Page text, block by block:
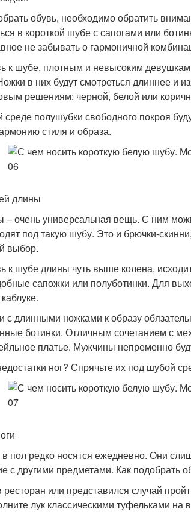
обувь, необходимо обратить
в короткой шубе с сапогами или
не забывать о гармоничной
к шубе, плотным и невысоким
в них будут смотреться длиннее и
решениям: черной, белой или
полушубки свободного покроя
стиля и образа.
длины
очень универсальная вещь. С ним
под такую шубу. Это и брючки-
выбор.
к шубе длины чуть выше колена,
сапожки или полуботинки. Для
с длинными ножками к образу
ботинки. Отличным сочетанием с
платье. Мужчины непременно
ног? Спрячьте их под шубой
пол редко носятся ежедневно. Они
с другими предметами. Как подобрать
или представился случай
лук классическими туфельками на